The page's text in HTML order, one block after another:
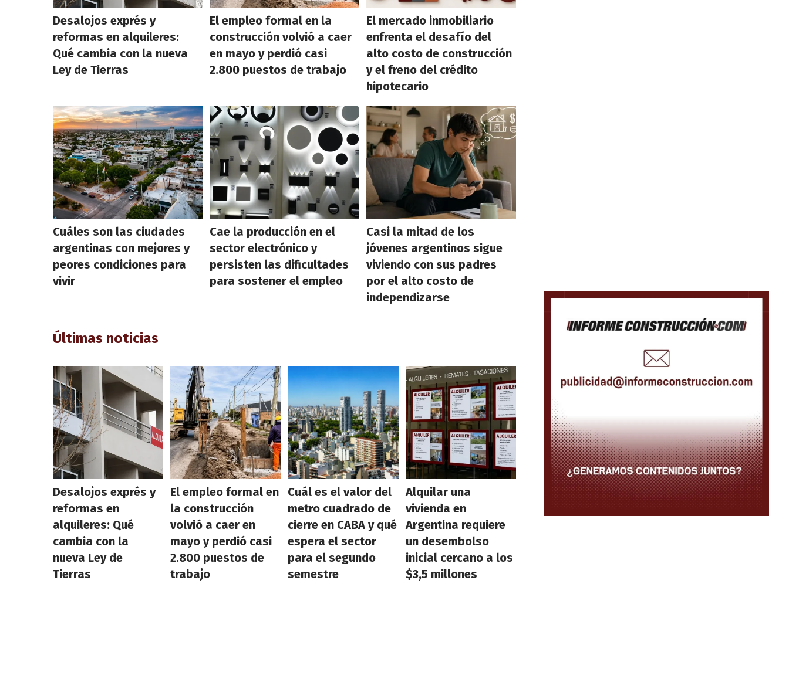
Desalojos exprés y
reformas en alquileres:
Qué cambia con la nueva
Ley de Tierras
El empleo formal en la
construcción volvió a caer
en mayo y perdió casi
2.800 puestos de trabajo
El mercado inmobiliario
enfrenta el desafío del
alto costo de construcción
y el freno del crédito
hipotecario
Cuáles son las ciudades
argentinas con mejores y
peores condiciones para
vivir
Cae la producción en el
sector electrónico y
persisten las dificultades
para sostener el empleo
Casi la mitad de los
jóvenes argentinos sigue
viviendo con sus padres
por el alto costo de
independizarse
Últimas noticias
Desalojos exprés y
reformas en
alquileres: Qué
cambia con la
nueva Ley de
Tierras
El empleo formal en
la construcción
volvió a caer en
mayo y perdió casi
2.800 puestos de
trabajo
Cuál es el valor del
metro cuadrado de
cierre en CABA y qué
espera el sector
para el segundo
semestre
Alquilar una
vivienda en
Argentina requiere
un desembolso
inicial cercano a los
$3,5 millones